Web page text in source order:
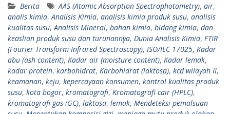
Berita AAS (Atomic Absorption Spectrophotometry), air,
analis kimia, Analisis Kimia, analisis kimia produk susu, analisis
kualitas susu, Analisis Mineral, bahan kimia, bidang kimia, dan
keaslian produk susu dan turunannya, Dunia Analisis Kimia, FTIR
(Fourier Transform Infrared Spectroscopy), ISO/IEC 17025, Kadar
abu (ash content), Kadar air (moisture content), Kadar lemak,
kadar protein, karbohidrat, Karbohidrat (laktosa), kcd wilayah II,
keamanan, keju, kepercayaan konsumen, kontrol kualitas produk
susu, kota bogor, kromatografi, Kromatografi cair (HPLC),
kromatografi gas (GC), laktosa, lemak, Mendeteksi pemalsuan